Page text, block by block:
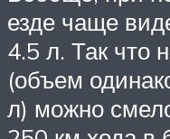
езде чаще
4.5 л. Так что
(объем
л) можно